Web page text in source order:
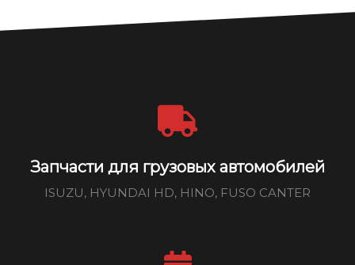
Запчасти для грузовых автомобилей
ISUZU, HYUNDAI HD, HINO, FUSO CANTER